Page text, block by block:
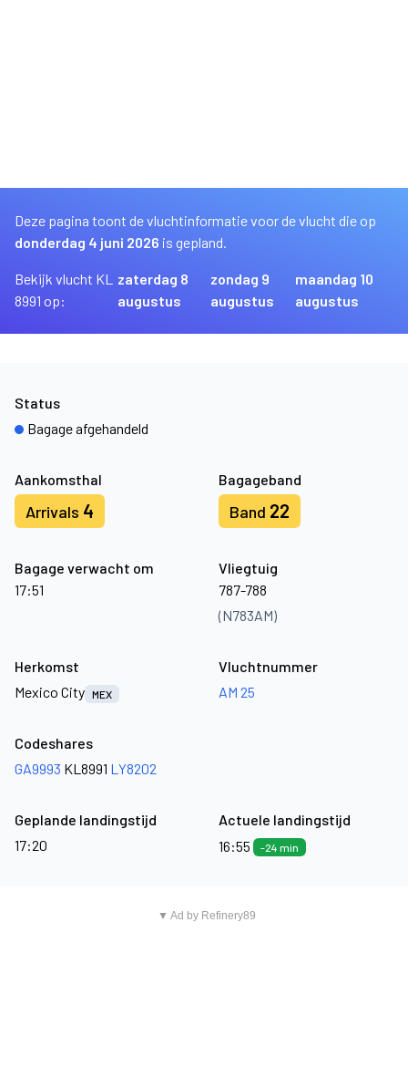
Deze pagina toont de vluchtinformatie voor de vlucht die op
donderdag 4 juni 2026 is gepland.
Bekijk vlucht KL
8991 op:
zaterdag 8
augustus
zondag 9
augustus
maandag 10
augustus
Aankomsthal
Arrivals 4
Bagageband
Band 22
Bagage verwacht om
17:51
Vliegtuig
787-788
(N783AM)
Status
Bagage afgehandeld
Herkomst
Mexico City MEX
Vluchtnummer
AM 25
Codeshares
GA9993 KL8991 LY8202
Geplande landingstijd
17:20
Actuele landingstijd
16:55
-24 min
▼ Ad by Refinery89